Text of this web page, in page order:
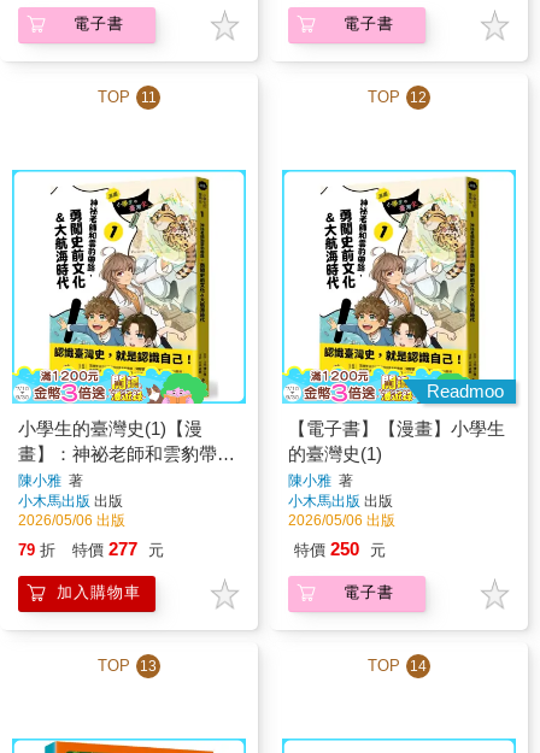
電子書 電子書
TOP 11
小學生的臺灣史(1)【漫
畫】：神祕老師和雲豹帶
路，勇闖史前文化&大航海
時代
陳小雅 著
小木馬出版 出版
2026/05/06 出版
79 折 特價 277 元
加入購物車
TOP 12
Readmoo
【電子書】【漫畫】小學生
的臺灣史(1)
陳小雅 著
小木馬出版 出版
2026/05/06 出版
特價 250 元
電子書
TOP 13 TOP 14